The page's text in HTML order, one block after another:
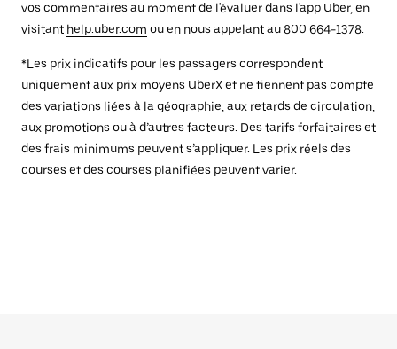
vos commentaires au moment de l'évaluer dans l'app Uber, en
visitant help.uber.com ou en nous appelant au 800 664-1378.
*Les prix indicatifs pour les passagers correspondent
uniquement aux prix moyens UberX et ne tiennent pas compte
des variations liées à la géographie, aux retards de circulation,
aux promotions ou à d’autres facteurs. Des tarifs forfaitaires et
des frais minimums peuvent s’appliquer. Les prix réels des
courses et des courses planifiées peuvent varier.